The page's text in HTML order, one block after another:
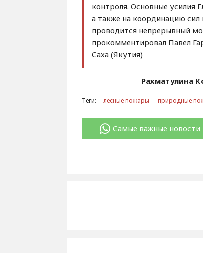
контроля. Основные усилия
а также на координацию сил
проводится непрерывный
прокомментировал Павел
Саха (Якутия)
Рахматулина
Теги: лесные пожары природные
Самые важные новости